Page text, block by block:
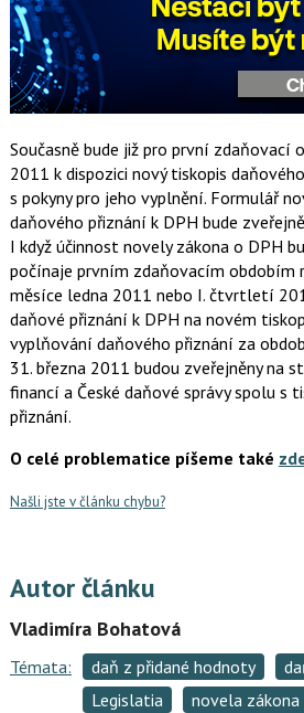
Současně bude již pro první zdaňovací
2011 k dispozici nový tiskopis
s pokyny pro jeho vyplnění. Formulář
daňového přiznání k DPH bude
I když účinnost novely zákona o DPH
počínaje prvním zdaňovacím obdobím
měsíce ledna 2011 nebo I. čtvrtletí
daňové přiznání k DPH na novém
vyplňování daňového přiznání za
31. března 2011 budou zveřejněny na
financí a České daňové správy spolu s
přiznání.
O celé problematice píšeme také
Našli jste v článku chybu?
Autor článku
Vladimíra Bohatová
Témata: daň z přidané hodnoty
Legislatia
novela zákona